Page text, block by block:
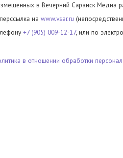
в Вечерний Саранск Медиа
на www.vsar.ru
+7 (905) 009-12-17, или по
в отношении обработки